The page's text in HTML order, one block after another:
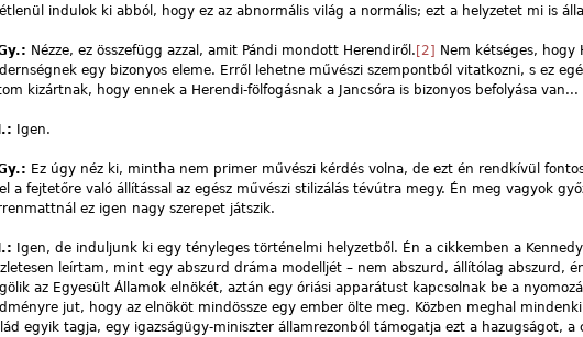
indulok ki abból, hogy ez az abnormális világ a normális; ezt a helyzetet mi is
Nézze, ez összefügg azzal, amit Pándi mondott Herendiről.[2] Nem kétséges, hogy
egy bizonyos eleme. Erről lehetne művészi szempontból vitatkozni, s ez
kizártnak, hogy ennek a Herendi-fölfogásnak a Jancsóra is bizonyos befolyása van...
Igen.
Ez úgy néz ki, mintha nem primer művészi kérdés volna, de ezt én rendkívül
a fejtetőre való állítással az egész művészi stilizálás tévútra megy. Én meg vagyok
ez igen nagy szerepet játszik.
Igen, de induljunk ki egy tényleges történelmi helyzetből. Én a cikkemben a
leírtam, mint egy abszurd dráma modelljét – nem abszurd, állítólag abszurd,
az Egyesült Államok elnökét, aztán egy óriási apparátust kapcsolnak be a
jut, hogy az elnököt mindössze egy ember ölte meg. Közben meghal
egyik tagja, egy igazságügy-miniszter államrezonból támogatja ezt a hazugságot, a